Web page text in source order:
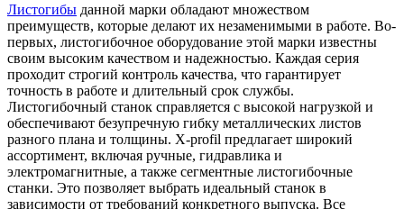
Листогибы данной марки обладают множеством
преимуществ, которые делают их незаменимыми в работе. Во-
первых, листогибочное оборудование этой марки известны
своим высоким качеством и надежностью. Каждая серия
проходит строгий контроль качества, что гарантирует
точность в работе и длительный срок службы.
Листогибочный станок справляется с высокой нагрузкой и
обеспечивают безупречную гибку металлических листов
разного плана и толщины. X-profil предлагает широкий
ассортимент, включая ручные, гидравлика и
электромагнитные, а также сегментные листогибочные
станки. Это позволяет выбрать идеальный станок в
зависимости от требований конкретного выпуска. Все